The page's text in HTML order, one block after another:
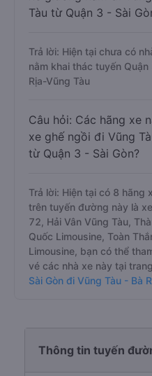
Tàu từ Quận 3 - Sài
Trả lời: Hiện tại chưa có
nằm khai thác tuyến
Rịa-Vũng Tàu
Câu hỏi: Các hãng xe
xe ghế ngồi đi Vũng
từ Quận 3 - Sài Gòn?
Trả lời: Hiện tại có 8 hãng
trên tuyến đường này là
72, Hải Vân Vũng Tàu,
Quốc Limousine, Toàn
Limousine, bạn có thể
vé các nhà xe này tại
Sài Gòn đi Vũng Tàu - Bà
Thông tin tuyến